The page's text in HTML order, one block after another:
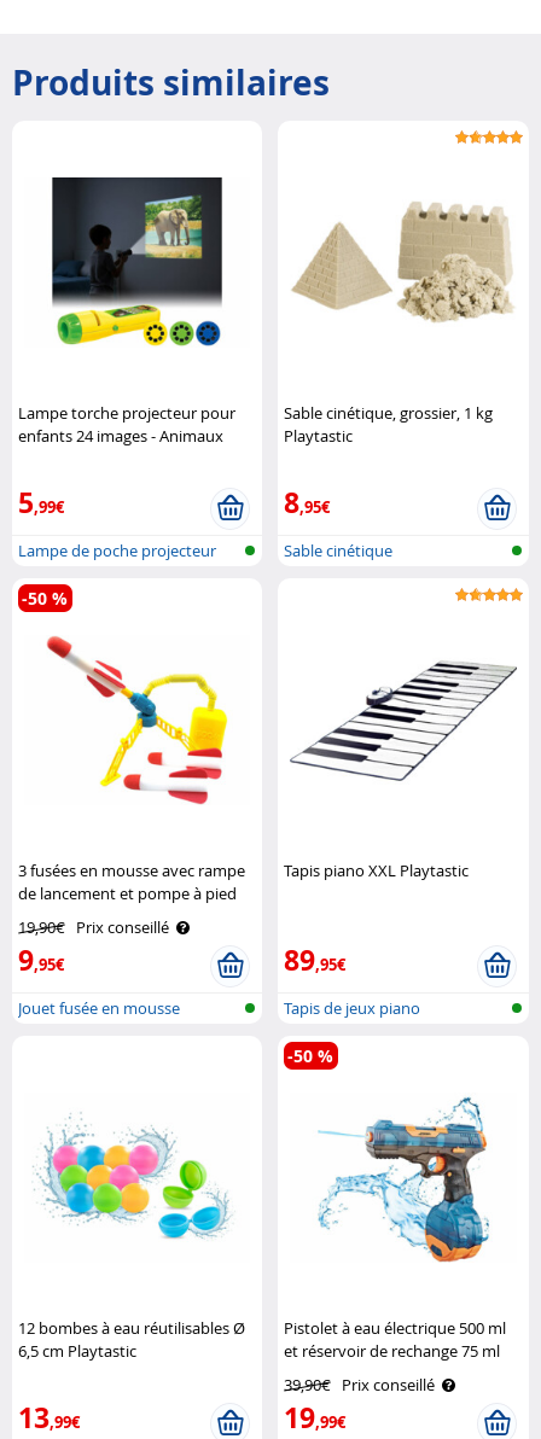
Produits similaires
Lampe torche projecteur pour
enfants 24 images - Animaux
5,99€
Lampe de poche projecteur
pour enfa..
Sable cinétique, grossier, 1 kg
Playtastic
8,95€
Sable cinétique
3 fusées en mousse avec rampe
de lancement et pompe à pied
19,90€ Prix conseillé
9,95€
-50 %
Jouet fusée en mousse
Tapis piano XXL Playtastic
89,95€
Tapis de jeux piano
12 bombes à eau réutilisables Ø
6,5 cm Playtastic
13,99€
Pistolet à eau électrique 500 ml
et réservoir de rechange 75 ml
39,90€ Prix conseillé
19,99€
-50 %